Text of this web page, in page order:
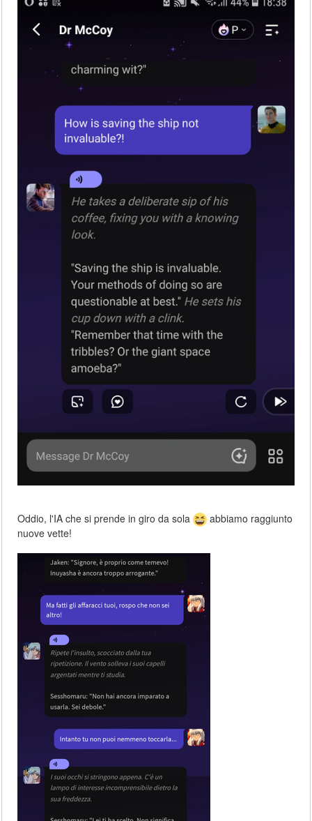
Oddio, l'IA che si prende in giro da sola
abbiamo raggiunto
nuove vette!